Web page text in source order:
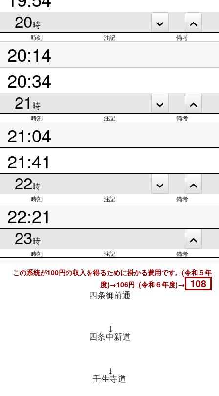
20時
時刻 注記 備考
20:14
20:34
21 時
時刻 注記 備考
21:04
21:41
22時
時刻 注記 備考
22:21
23時
時刻 注記 備考
この系統が100円の収入を得るために掛かる費用です。(令和５年
度)→106円 (令和６年度)→
108
四条御前通
↓
四条中新道
↓
壬生寺道